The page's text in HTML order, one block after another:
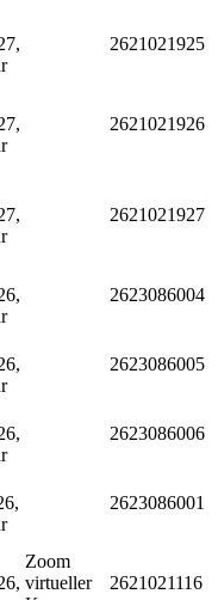
2621021925
2621021926
2621021927
2623086004
2623086005
2623086006
2623086001
Zoom
virtueller
2621021116